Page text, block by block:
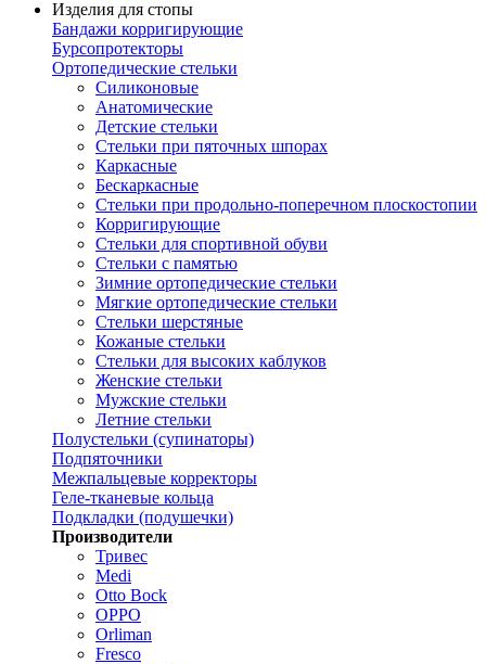
Изделия для стопы
Бандажи корригирующие
Бурсопротекторы
Ортопедические стельки
Силиконовые
Анатомические
Детские стельки
Стельки при пяточных шпорах
Каркасные
Бескаркасные
Стельки при продольно-поперечном плоскостопии
Корригирующие
Стельки для спортивной обуви
Стельки с памятью
Зимние ортопедические стельки
Мягкие ортопедические стельки
Стельки шерстяные
Кожаные стельки
Стельки для высоких каблуков
Женские стельки
Мужские стельки
Летние стельки
Полустельки (супинаторы)
Подпяточники
Межпальцевые корректоры
Геле-тканевые кольца
Подкладки (подушечки)
Производители
Тривес
Medi
Otto Bock
OPPO
Orliman
Fresco